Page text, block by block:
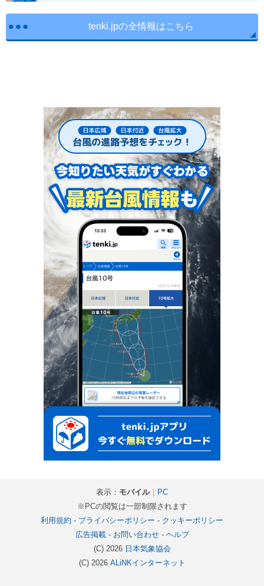
tenki.jpの全情報はこちら
表示： モバイル｜
PC
※PCの閲覧は一部制限されます
利用規約 - プライバシーポリシー - クッキーポリシー
広告掲載- お問い合わせ- ヘルプ
(C) 2026 日本気象協会
(C) 2026 ALiNKインターネット